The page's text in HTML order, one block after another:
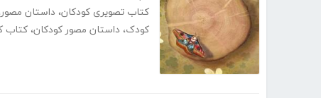
کتاب تصویری کودکان، داستان مصور
کودک، داستان مصور کودکان، کتاب